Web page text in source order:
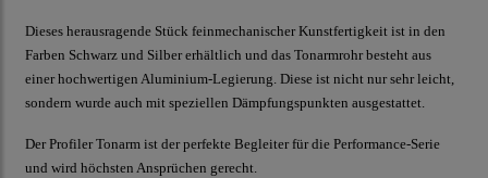
Dieses herausragende Stück feinmechanischer Kunstfertigkeit ist in den
Farben Schwarz und Silber erhältlich und das Tonarmrohr besteht aus
einer hochwertigen Aluminium-Legierung. Diese ist nicht nur sehr leicht,
sondern wurde auch mit speziellen Dämpfungspunkten ausgestattet.
Der Profiler Tonarm ist der perfekte Begleiter für die Performance-Serie
und wird höchsten Ansprüchen gerecht.